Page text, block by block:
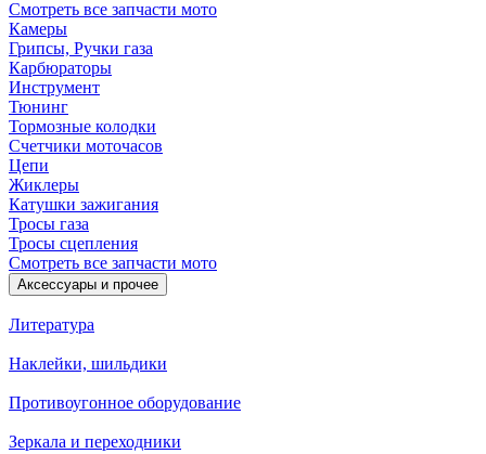
Смотреть все запчасти мото
Камеры
Грипсы, Ручки газа
Карбюраторы
Инструмент
Тюнинг
Тормозные колодки
Счетчики моточасов
Цепи
Жиклеры
Катушки зажигания
Тросы газа
Тросы сцепления
Смотреть все запчасти мото
Аксессуары и прочее
Литература
Наклейки, шильдики
Противоугонное оборудование
Зеркала и переходники